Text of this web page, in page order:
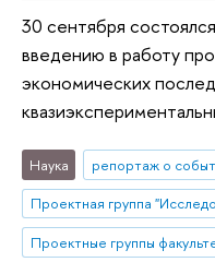
30 сентября
введению в работу
экономических
Наука
репортаж о